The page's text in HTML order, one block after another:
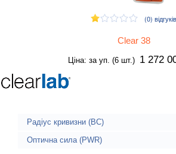
(0) відгуків
Clear 38
Ціна: за уп. (6 шт.) 1 272
Радіус кривизни (BC)
Оптична сила (PWR)